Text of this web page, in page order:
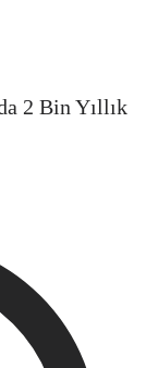
2 Bin Yıllık